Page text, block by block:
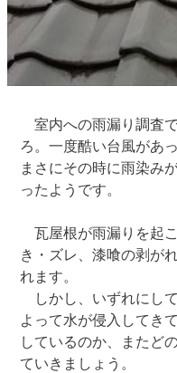
室内への雨漏り調査
ろ。一度酷い台風があ
まさにその時に雨染み
ったようです。
瓦屋根が雨漏りを起
き・ズレ、漆喰の剥が
れます。
しかし、いずれにし
よって水が侵入してき
しているのか、またど
ていきましょう。